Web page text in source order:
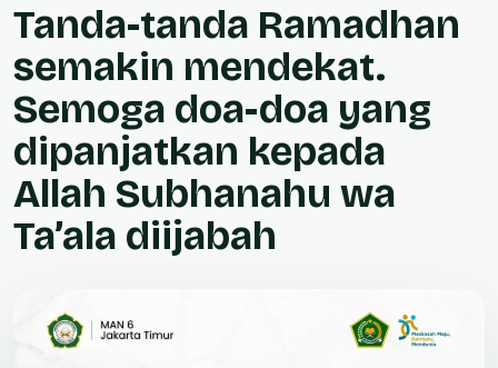
Tanda-tanda Ramadhan
semakin mendekat.
Semoga doa-doa yang
dipanjatkan kepada
Allah Subhanahu wa
Ta’ala diijabah